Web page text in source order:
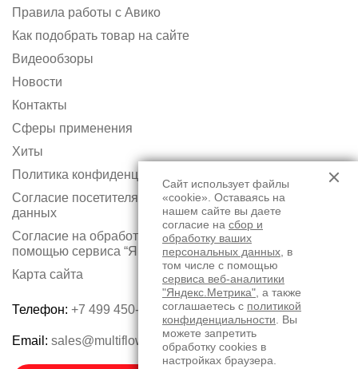
Правила работы с Авико
Как подобрать товар на сайте
Видеообзоры
Новости
Контакты
Сферы применения
Хиты
Политика конфиденциальности
Согласие посетителя сайта на обработку персональных
данных
Согласие на обработку персональных данных с
помощью сервиса “Яндекс.Метрика”
Карта сайта
Телефон: +7 499 450-75-50
Email: sales@multiflow.ru
Сайт использует файлы
«cookie». Оставаясь на
нашем сайте вы даете
согласие на сбор и
обработку ваших
персональных данных , в
том числе с помощью
сервиса веб-аналитики
"Яндекс.Метрика" , а также
соглашаетесь с политикой
конфиденциальности . Вы
можете запретить
обработку cookies в
настройках браузера.